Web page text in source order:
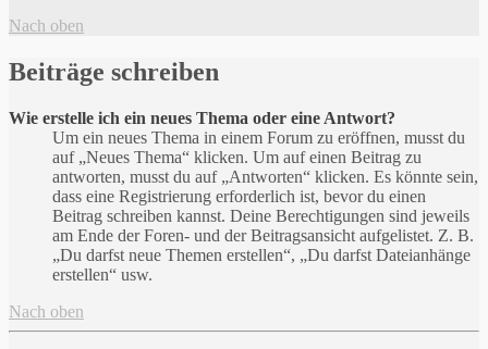
Nach oben
Beiträge schreiben
Wie erstelle ich ein neues Thema oder eine Antwort?
Um ein neues Thema in einem Forum zu eröffnen, musst du
auf „Neues Thema“ klicken. Um auf einen Beitrag zu
antworten, musst du auf „Antworten“ klicken. Es könnte sein,
dass eine Registrierung erforderlich ist, bevor du einen
Beitrag schreiben kannst. Deine Berechtigungen sind jeweils
am Ende der Foren- und der Beitragsansicht aufgelistet. Z. B.
„Du darfst neue Themen erstellen“, „Du darfst Dateianhänge
erstellen“ usw.
Nach oben